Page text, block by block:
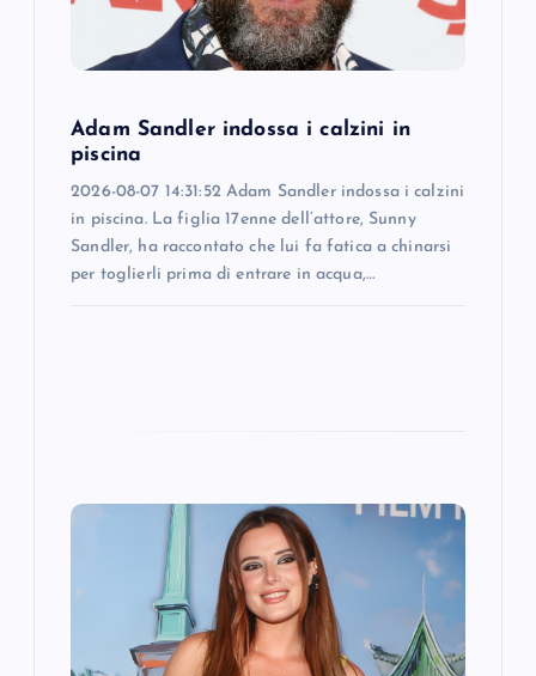
Adam Sandler indossa i calzini in
piscina
2026-08-07 14:31:52 Adam Sandler indossa i calzini
in piscina. La figlia 17enne dell’attore, Sunny
Sandler, ha raccontato che lui fa fatica a chinarsi
per toglierli prima di entrare in acqua,…